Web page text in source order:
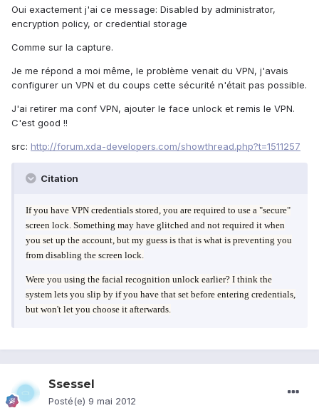
Oui exactement j'ai ce message: Disabled by administrator,
encryption policy, or credential storage
Comme sur la capture.
Je me répond a moi même, le problème venait du VPN, j'avais
configurer un VPN et du coups cette sécurité n'était pas possible.
J'ai retirer ma conf VPN, ajouter le face unlock et remis le VPN.
C'est good !!
src: http://forum.xda-developers.com/showthread.php?t=1511257
Citation
If you have VPN credentials stored, you are required to use a "secure"
screen lock. Something may have glitched and not required it when
you set up the account, but my guess is that is what is preventing you
from disabling the screen lock.
Were you using the facial recognition unlock earlier? I think the
system lets you slip by if you have that set before entering credentials,
but won't let you choose it afterwards.
Ssessel
Posté(e) 9 mai 2012